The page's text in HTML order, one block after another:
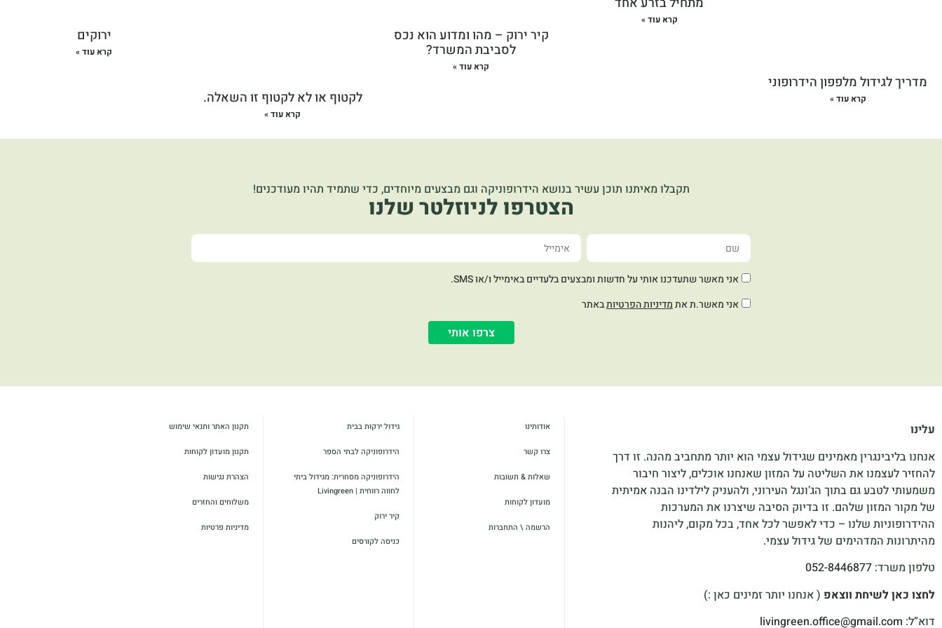
מדריך לגידול מלפפון הידרופוני
קרא עוד »
קרא עוד »
קיר ירוק – מהו ומדוע הוא נכס
לסביבת המשרד?
קרא עוד »
לקטוף או לא לקטוף זו השאלה.
קרא עוד »
ירוקים
קרא עוד »
תקבלו מאיתנו תוכן עשיר בנושא הידרופוניקה וגם מבצעים מיוחדים, כדי שתמיד תהיו מעודכנים!
הצטרפו לניוזלטר שלנו
אני מאשר שתעדכנו אותי על חדשות ומבצעים בלעדיים באימייל ו/או SMS.
אני מאשר.ת אתמדיניות הפרטיותבאתר
צרפו אותי
עלינו
אנחנו בליבינגרין מאמינים שגידול עצמי הוא יותר מתחביב מהנה. זו דרך
להחזיר לעצמנו את השליטה על המזון שאנחנו אוכלים, ליצור חיבור
משמעותי לטבע גם בתוך הג’ונגל העירוני, ולהעניק לילדינו הבנה אמיתית
של מקור המזון שלהם. זו בדיוק הסיבה שיצרנו את המערכות
ההידרופוניות שלנו – כדי לאפשר לכל אחד, בכל מקום, ליהנות
מהיתרונות המדהימים של גידול עצמי.
טלפון משרד: 052-8446877
לחצו כאן לשיחת ווצאפ ( אנחנו יותר זמינים כאן :)
דוא”ל: livingreen.office@gmail.com
אודותינו
צרו קשר
שאלות & תשובות
מועדון לקוחות
הרשמה \ התחברות
גידול ירקות בבית
הידרופוניקה לבתי הספר
הידרופוניקה מסחרית: מגידול ביתי
לחווה רווחית | Livingreen
קיר ירוק
כניסה לקורסים
תקנון האתר ותנאי שימוש
תקנון מועדון לקוחות
הצהרת נגישות
משלוחים והחזרים
מדיניות פרטיות